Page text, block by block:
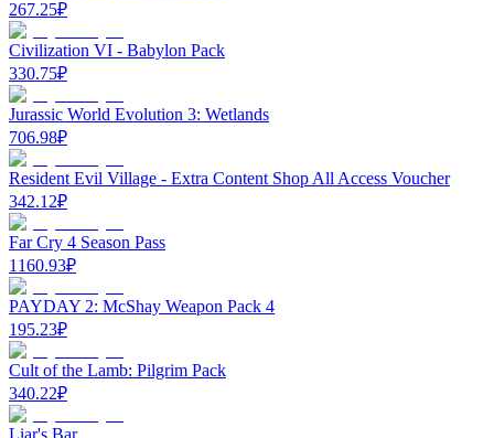
267.25₽
Civilization VI - Babylon Pack
330.75₽
Jurassic World Evolution 3: Wetlands
706.98₽
Resident Evil Village - Extra Content Shop All Access Voucher
342.12₽
Far Cry 4 Season Pass
1160.93₽
PAYDAY 2: McShay Weapon Pack 4
195.23₽
Cult of the Lamb: Pilgrim Pack
340.22₽
Liar's Bar